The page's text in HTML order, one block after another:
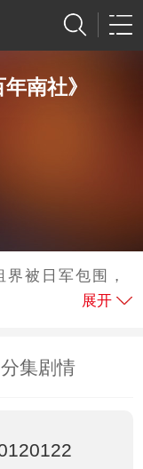
南社》
被日军包围，
展开
分集剧情